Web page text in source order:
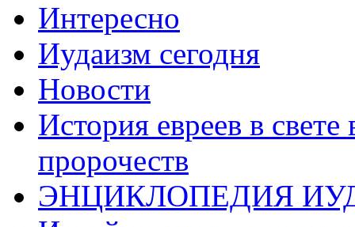
Интересно
Иудаизм сегодня
Новости
История евреев в
пророчеств
ЭНЦИКЛОПЕДИЯ